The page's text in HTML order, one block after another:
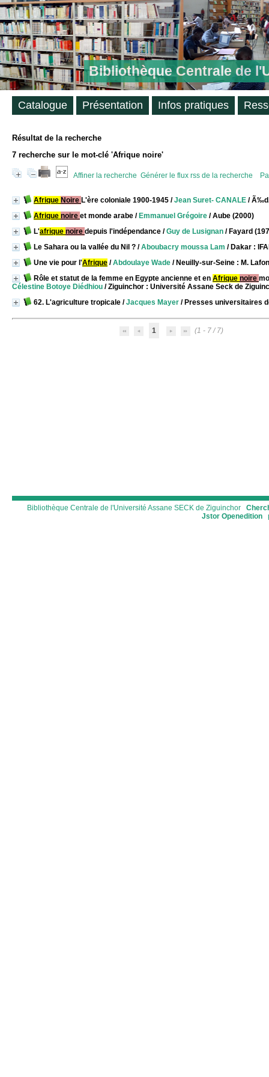
Bibliothèque Centrale de
Résultat de la recherche
7 recherche sur le mot-clé 'Afrique noire'
Affiner la recherche Générer le flux rss de la recherche
Afrique Noire L'ère coloniale 1900-1945 /Jean Suret- CANALE /
Afrique noire et monde arabe / Emmanuel Grégoire / Aube (2000)
L'afrique noire depuis l'indépendance /Guy de Lusignan / Fayard
Le Sahara ou la vallée du Nil ? /Aboubacry moussa Lam / Dakar :
Une vie pour l'Afrique /Abdoulaye Wade / Neuilly-sur-Seine : M.
Rôle et statut de la femme en Egypte ancienne et en Afrique noire
Célestine Botoye Diédhiou / Ziguinchor : Université Assane Seck de
62. L'agriculture tropicale /Jacques Mayer / Presses universitaires
1 (1 - 7 / 7)
Bibliothèque Centrale de l'Université Assane SECK de Ziguinchor
Jstor Openedition
Catalogue Présentation Infos pratiques